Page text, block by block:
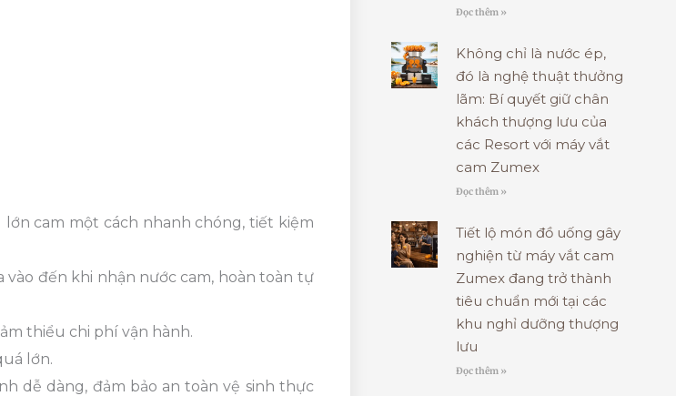
cam một cách nhanh chóng, tiết kiệm
đến khi nhận nước cam, hoàn toàn tự
thiểu chi phí vận hành.
lớn.
dễ dàng, đảm bảo an toàn vệ sinh thực
Đọc thêm »
Không chỉ là nước ép,
đó là nghệ thuật thưởng
lãm: Bí quyết giữ chân
khách thượng lưu của
các Resort với máy vắt
cam Zumex
Đọc thêm »
Tiết lộ món đồ uống gây
nghiện từ máy vắt cam
Zumex đang trở thành
tiêu chuẩn mới tại các
khu nghỉ dưỡng thượng
lưu
Đọc thêm »